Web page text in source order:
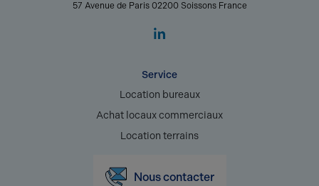
57 Avenue de Paris 02200 Soissons France
Service
Location bureaux
Achat locaux commerciaux
Location terrains
Nous contacter